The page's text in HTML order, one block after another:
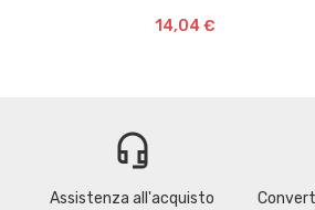
14,04 €
headset_mic
Assistenza all'acquisto